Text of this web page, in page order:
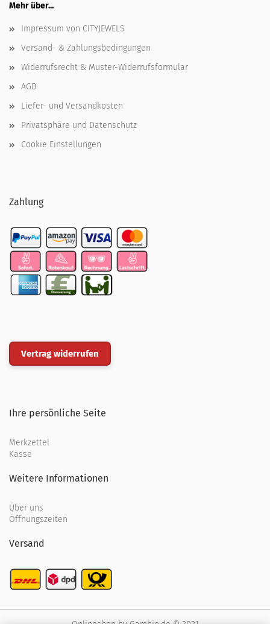
Mehr über...
Impressum von CITYJEWELS
Versand- & Zahlungsbedingungen
Widerrufsrecht & Muster-Widerrufsformular
AGB
Liefer- und Versandkosten
Privatsphäre und Datenschutz
Cookie Einstellungen
Zahlung
Vertrag widerrufen
Ihre persönliche Seite
Merkzettel
Kasse
Weitere Informationen
Über uns
Öffnungszeiten
Versand